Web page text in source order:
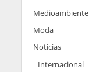
Medioambiente
Moda
Noticias
Internacional